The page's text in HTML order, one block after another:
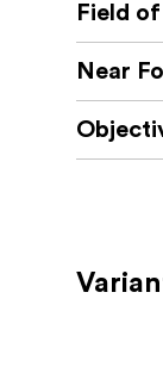
Field
Near